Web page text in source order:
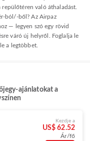
való áthaladást.
ból/-ből? Az Airpaz
— legyen szó egy rövid
váró új helyről. Foglalja le
a legtöbbet.
ajánlatokat a
Kezdje a
US$ 62.52
Ár/fő